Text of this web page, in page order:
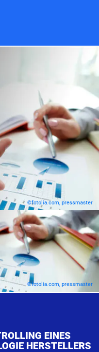
©fotolia.com, pressmaster
©fotolia.com, pressmaster
EINES
HERSTELLERS